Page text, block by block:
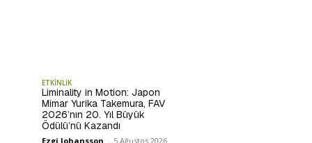
ETKİNLİK
Liminality in Motion: Japon
Mimar Yurika Takemura, FAV
2026’nın 20. Yıl Büyük
Ödülü’nü Kazandı
Ezgi Johansson - 5 Ağustos 2026